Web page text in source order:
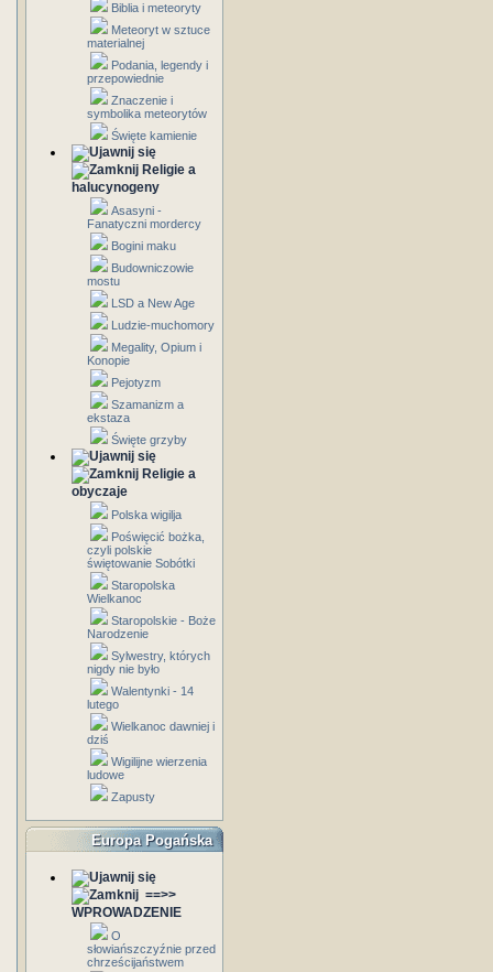
Biblia i meteoryty
Meteoryt w sztuce
materialnej
Podania, legendy i
przepowiednie
Znaczenie i
symbolika meteorytów
Święte kamienie
Religie a
halucynogeny
Asasyni -
Fanatyczni mordercy
Bogini maku
Budowniczowie
mostu
LSD a New Age
Ludzie-muchomory
Megality, Opium i
Konopie
Pejotyzm
Szamanizm a
ekstaza
Święte grzyby
Religie a
obyczaje
Polska wigilja
Poświęcić bożka,
czyli polskie
świętowanie Sobótki
Staropolska
Wielkanoc
Staropolskie - Boże
Narodzenie
Sylwestry, których
nigdy nie było
Walentynki - 14
lutego
Wielkanoc dawniej i
dziś
Wigilijne wierzenia
ludowe
Zapusty
Europa Pogańska
==>>
WPROWADZENIE
O
słowiańszczyźnie przed
chrześcijaństwem